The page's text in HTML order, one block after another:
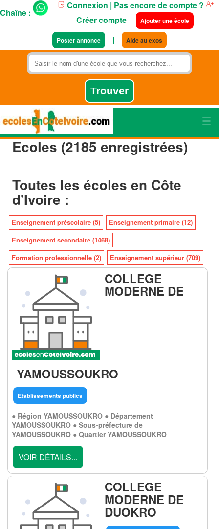
Chaîne :
Connexion | Pas encore de compte ?
Créer compte
Ajouter une école
Poster annonce | Aide au exos
Ecoles (2185 enregistrées)
Toutes les écoles en Côte
d'Ivoire :
Enseignement préscolaire (5)
Enseignement primaire (12)
Enseignement secondaire (1468)
Formation professionnelle (2)
Enseignement supérieur (709)
COLLEGE
MODERNE DE
YAMOUSSOUKRO
Etablissements publics
● Région YAMOUSSOUKRO ● Département
YAMOUSSOUKRO ● Sous-préfecture de
YAMOUSSOUKRO ● Quartier YAMOUSSOUKRO
VOIR DÉTAILS...
COLLEGE
MODERNE DE
DUOKRO